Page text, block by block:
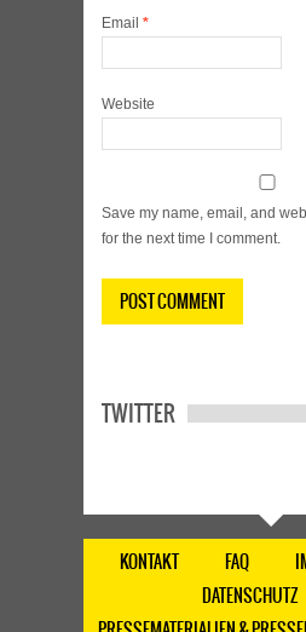
Email *
Website
Save my name, email, and
for the next time I comment.
TWITTER
KONTAKT FAQ
DATENSCHUTZ